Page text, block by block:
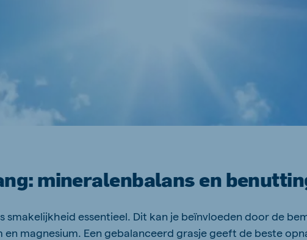
mineralenbalans en
smakelijkheid essentieel. Dit kan je beïnvloeden door de
en magnesium. Een gebalanceerd grasje geeft de beste